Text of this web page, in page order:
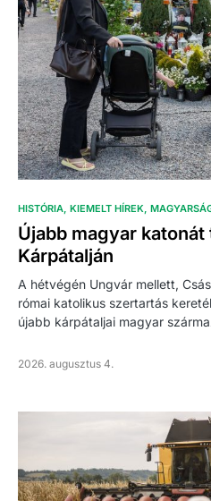
HISTÓRIA KIEMELT HÍREK
Újabb magyar
Kárpátalján
A hétvégén Ungvár mellett,
római katolikus szertartás
újabb kárpátaljai magyar
2026. augusztus 4.